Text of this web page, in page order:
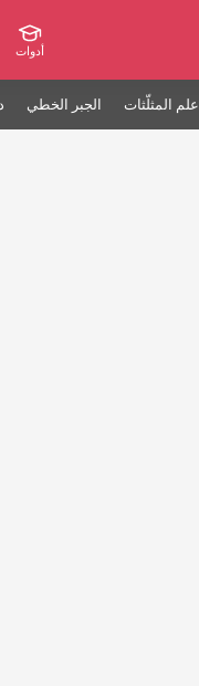
أدوات
الجبر الخطي علم المثلّثات